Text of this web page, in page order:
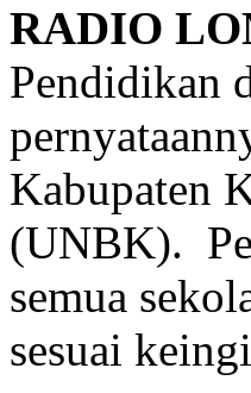
RADIO
Pendidikan
Kabupaten
(UNBK).
semua
sesuai